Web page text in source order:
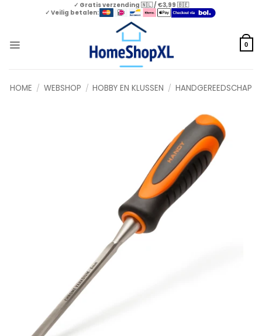
✓ Gratis verzending 🇳🇱 / €3,99 🇧🇪
✓ Veilig betalen:
0
HOME / WEBSHOP / HOBBY EN KLUSSEN / HANDGEREEDSCHAP